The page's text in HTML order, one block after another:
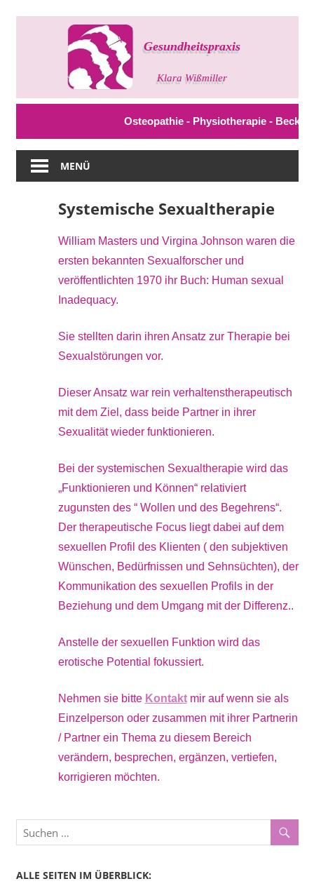
Gesundheitspraxis
Klara
Osteopathie - Physiotherapie -
MENÜ
Systemische Sexualtherapie
William Masters und Virgina Johnson waren die
ersten bekannten Sexualforscher und
veröffentlichten 1970 ihr Buch: Human sexual
Inadequacy.
Sie stellten darin ihren Ansatz zur Therapie bei
Sexualstörungen vor.
Dieser Ansatz war rein verhaltenstherapeutisch
mit dem Ziel, dass beide Partner in ihrer
Sexualität wieder funktionieren.
Bei der systemischen Sexualtherapie wird das
„Funktionieren und Können“ relativiert
zugunsten des “ Wollen und des Begehrens“.
Der therapeutische Focus liegt dabei auf dem
sexuellen Profil des Klienten ( den subjektiven
Wünschen, Bedürfnissen und Sehnsüchten), der
Kommunikation des sexuellen Profils in der
Beziehung und dem Umgang mit der Differenz..
Anstelle der sexuellen Funktion wird das
erotische Potential fokussiert.
Nehmen sie bitte Kontaktmir auf wenn sie als
Einzelperson oder zusammen mit ihrer Partnerin
/ Partner ein Thema zu diesem Bereich
verändern, besprechen, ergänzen, vertiefen,
korrigieren möchten.
ALLE SEITEN IM ÜBERBLICK: